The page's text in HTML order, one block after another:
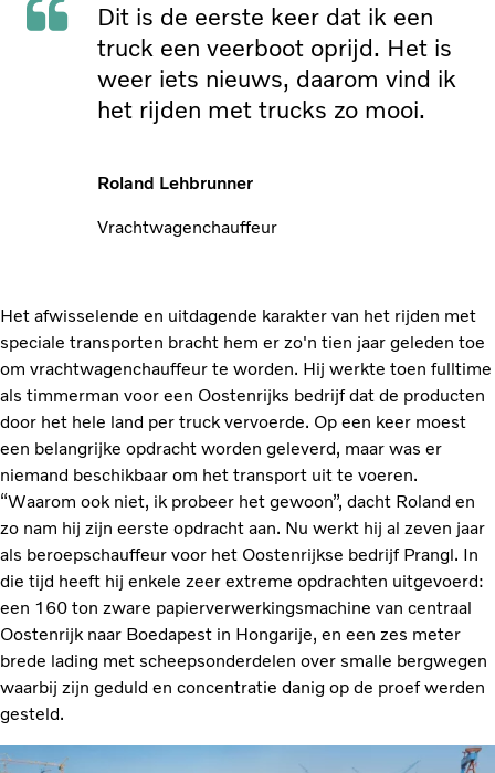
Dit is de eerste keer dat ik een
truck een veerboot oprijd. Het is
weer iets nieuws, daarom vind ik
het rijden met trucks zo mooi.
Roland Lehbrunner
Vrachtwagenchauffeur
Het afwisselende en uitdagende karakter van het rijden met
speciale transporten bracht hem er zo'n tien jaar geleden toe
om vrachtwagenchauffeur te worden. Hij werkte toen fulltime
als timmerman voor een Oostenrijks bedrijf dat de producten
door het hele land per truck vervoerde. Op een keer moest
een belangrijke opdracht worden geleverd, maar was er
niemand beschikbaar om het transport uit te voeren.
“Waarom ook niet, ik probeer het gewoon”, dacht Roland en
zo nam hij zijn eerste opdracht aan. Nu werkt hij al zeven jaar
als beroepschauffeur voor het Oostenrijkse bedrijf Prangl. In
die tijd heeft hij enkele zeer extreme opdrachten uitgevoerd:
een 160 ton zware papierverwerkingsmachine van centraal
Oostenrijk naar Boedapest in Hongarije, en een zes meter
brede lading met scheepsonderdelen over smalle bergwegen
waarbij zijn geduld en concentratie danig op de proef werden
gesteld.